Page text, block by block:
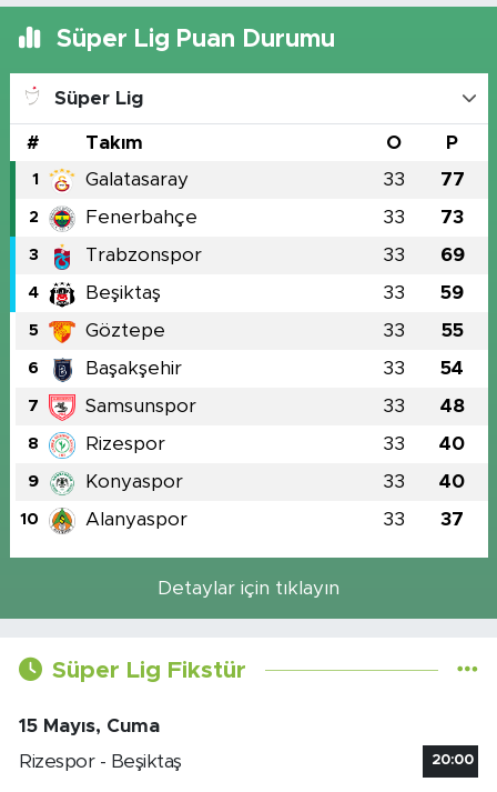
Süper Lig Puan Durumu
Süper Lig
# Takım O P
1 Galatasaray 33 77
2 Fenerbahçe 33 73
3 Trabzonspor 33 69
4 Beşiktaş 33 59
5 Göztepe 33 55
6 Başakşehir 33 54
7 Samsunspor 33 48
8 Rizespor 33 40
9 Konyaspor 33 40
10 Alanyaspor 33 37
Detaylar için tıklayın
Süper Lig Fikstür
15 Mayıs, Cuma
Rizespor - Beşiktaş
20:00